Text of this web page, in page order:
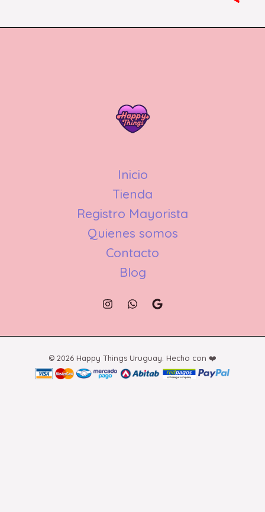
Inicio
Tienda
Registro Mayorista
Quienes somos
Contacto
Blog
© 2026 Happy Things Uruguay. Hecho con ❤️